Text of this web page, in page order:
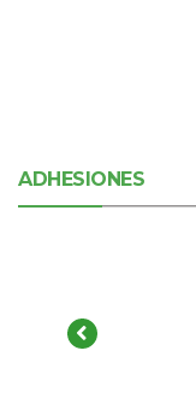
ADHESIONES